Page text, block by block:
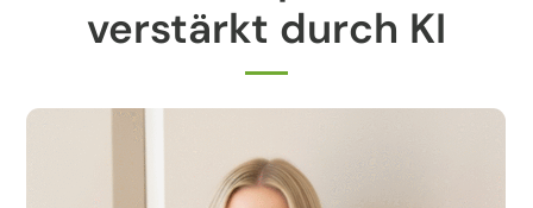
verstärkt durch KI